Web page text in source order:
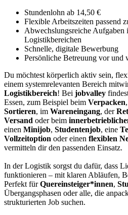
Stundenlohn ab 14,50 €
Flexible Arbeitszeiten passend
Abwechslungsreiche Aufgaben
Logistikbereichen
Schnelle, digitale Bewerbung
Persönliche Betreuung vor und
Du möchtest körperlich aktiv sein,
einem systemrelevanten Bereich
Logistikbereich! Bei jobvalley
Essen, zum Beispiel beim Verpacken,
Sortieren, im Wareneingang, der
Versand oder beim
einen Minijob, Studentenjob, eine
Vollzeitoption oder einen flexiblen
vermitteln dir den passenden Einsatz.
In der Logistik sorgst du dafür, dass
funktionieren – mit klaren Abläufen,
Perfekt fürQuereinsteiger*innen,
Übergangsphasen oder alle, die
strukturierten Job suchen.